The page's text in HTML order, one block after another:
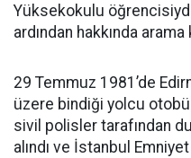
Yüksekokulu
ardından hakkında arama
29 Temmuz 1981’de
üzere bindiği yolcu
sivil polisler tarafından
alındı ve İstanbul